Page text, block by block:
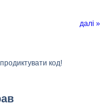
далі »
код!